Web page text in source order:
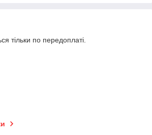
тільки по передоплаті.